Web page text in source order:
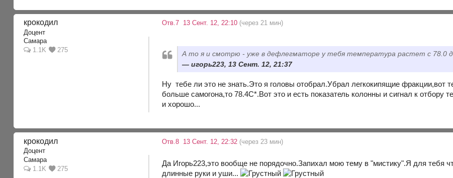
крокодил
Доцент
Самара
1.1K
275
Отв.7 13 Сент. 12, 22:10 (через 21 мин)
А то я и смотрю - уже в дефлегматоре у тебя температура растет с 78.0
игорь223, 13 Сент. 12, 21:37
Ну тебе ли это не знать.Это я головы отобрал.Убрал легкокипящие
больше самогона,то 78.4С*.Вот это и есть показатель колонны и сигнал к отбору
и хорошо...
крокодил
Доцент
Самара
1.1K
275
Отв.8 13 Сент. 12, 22:32 (через 23 мин)
Да Игорь223,это вообще не порядочно.Запихал мою тему в "мистику".Я для тебя
длинные руки и уши...